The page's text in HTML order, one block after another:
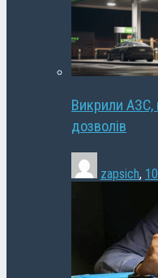
Викрили АЗС,
дозволів
zapsich,